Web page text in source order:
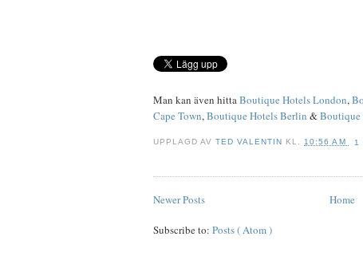
Man kan även hittaBoutique Hotels London,
Cape Town,Boutique Hotels Berlin &Boutique
UPPLAGD AVTED VALENTIN KL.10:56 AM 1
Newer Posts Home
Subscribe to: Posts ( Atom )